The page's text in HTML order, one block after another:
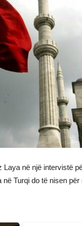
në një intervistë
Turqi do të nisen